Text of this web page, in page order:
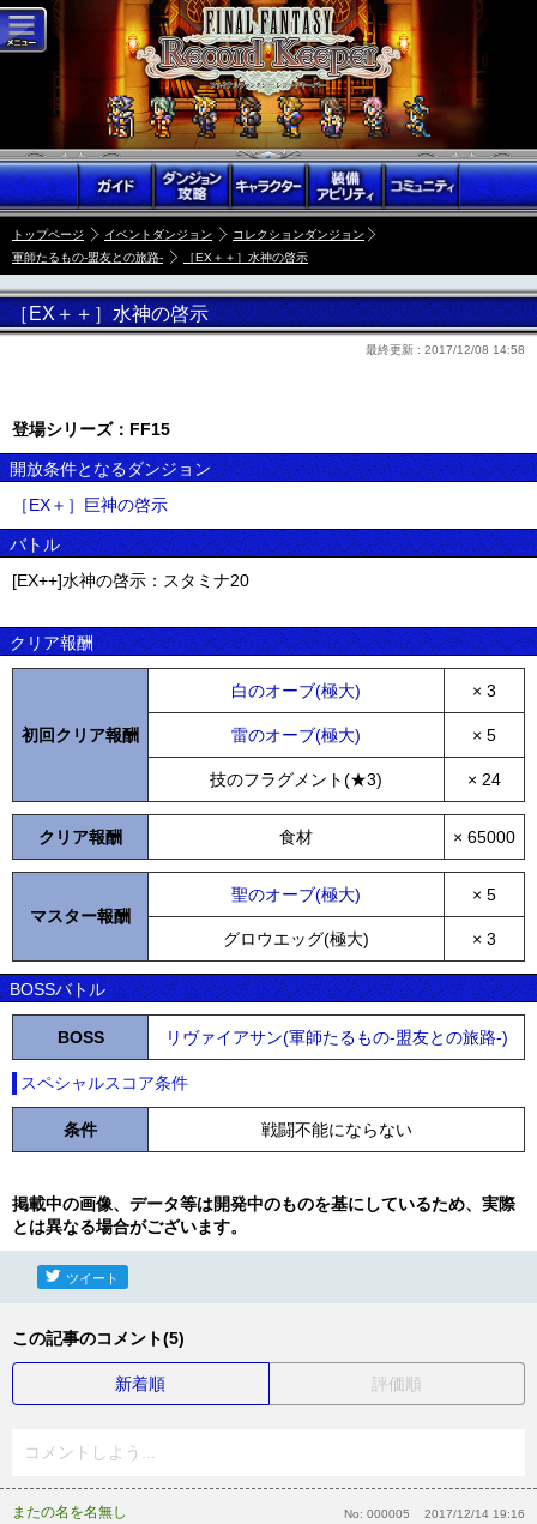
トップページ イベントダンジョン
コレクションダンジョン
軍師たるもの-盟友との旅路-
［EX＋＋］水神の啓示
［EX＋＋］水神の啓示
最終更新 : 2017/12/08 14:58
登場シリーズ：FF15
開放条件となるダンジョン
［EX＋］巨神の啓示
バトル
[EX++]水神の啓示：スタミナ20
クリア報酬
初回クリア報酬
白のオーブ(極大) × 3
雷のオーブ(極大) × 5
技のフラグメント(★3) × 24
クリア報酬 食材 × 65000
マスター報酬
聖のオーブ(極大) × 5
グロウエッグ(極大) × 3
BOSSバトル
BOSS リヴァイアサン(軍師たるもの-盟友との旅路-)
スペシャルスコア条件
条件 戦闘不能にならない
掲載中の画像、データ等は開発中のものを基にしているため、実際
とは異なる場合がございます。
ツイート
この記事のコメント(5)
新着順 評価順
コメントしよう...
またの名を名無し No: 000005 2017/12/14 19:16